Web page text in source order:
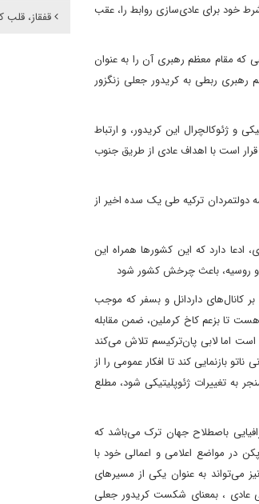
خود برای عادی‌سازی روابط را، عقب
که مقام معظم رهبری آن را به عنوان
رهبری ربطی به کریدور جعلی زنگزور
و ژئوکالچرال این کریدور، و ارتباط
است با اهداف عادی از طریق جنوب
دولتمردان ترکیه طی یک سده اخیر از
ادعا دارد که این کشورها همراه این
و روسیه، باعث چرخش کشور شود
کانال‌های داردانل و بسفر که موجب
تا بزعم کاخ کرملین، ضمن مقابله
است اما لابی پان‌ترکیسم تلاش می‌کند
بازنمایی کند تا افکار عمومی را از
به تغییرات ژئوپلیتیکی شود، مطلع
باصطلاح جهان ترک می‌باشد که
در مواضع اعلامی و اعمالی خود با
می‌تواند به عنوان یکی از مسیرهای
عادی ، بمعنای شکست کریدور جعلی
قفقاز، قلب